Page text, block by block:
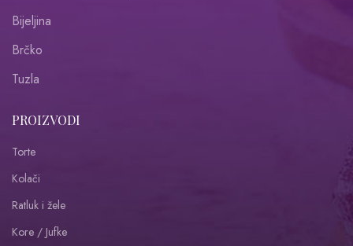
Bijeljina
Brčko
Tuzla
PROIZVODI
Torte
Kolači
Ratluk i žele
Kore / Jufke